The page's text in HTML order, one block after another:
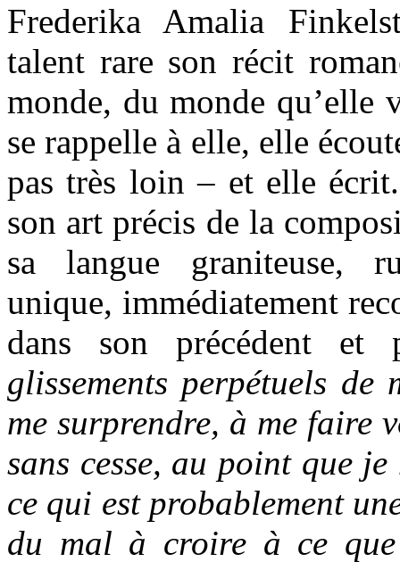
Frederika Amalia
talent rare son récit
monde, du monde qu’elle
se rappelle à elle, elle
pas très loin – et elle
son art précis de la
sa langue graniteuse,
unique, immédiatement
dans son précédent
glissements perpétuels
me surprendre, à me faire
sans cesse, au point que
ce qui est probablement
du mal à croire à ce que